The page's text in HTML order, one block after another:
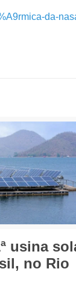
da-
usina
no Rio